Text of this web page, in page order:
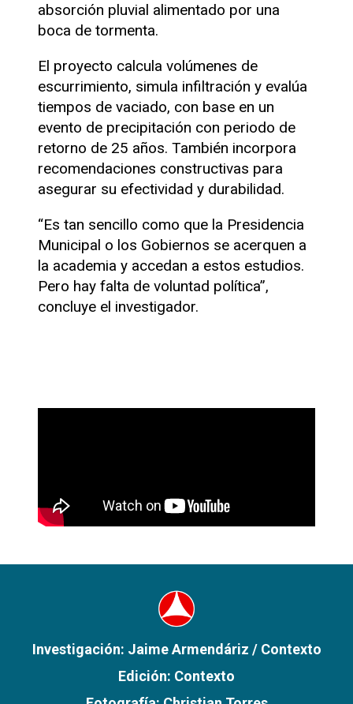
absorción pluvial alimentado por una
boca de tormenta.
El proyecto calcula volúmenes de
escurrimiento, simula infiltración y evalúa
tiempos de vaciado, con base en un
evento de precipitación con periodo de
retorno de 25 años. También incorpora
recomendaciones constructivas para
asegurar su efectividad y durabilidad.
“Es tan sencillo como que la Presidencia
Municipal o los Gobiernos se acerquen a
la academia y accedan a estos estudios.
Pero hay falta de voluntad política”,
concluye el investigador.
Investigación: Jaime Armendáriz / Contexto
Edición: Contexto